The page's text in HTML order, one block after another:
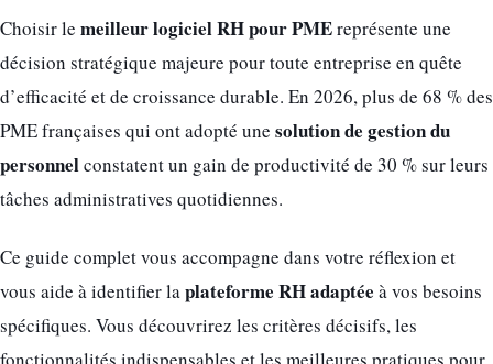
Choisir le meilleur logiciel RH pour PMEreprésente une
décision stratégique majeure pour toute entreprise en quête
d’efficacité et de croissance durable. En 2026, plus de 68 % des
PME françaises qui ont adopté une solution de gestion du
personnelconstatent un gain de productivité de 30 % sur leurs
tâches administratives quotidiennes.
Ce guide complet vous accompagne dans votre réflexion et
vous aide à identifier laplateforme RH adaptée à vos besoins
spécifiques. Vous découvrirez les critères décisifs, les